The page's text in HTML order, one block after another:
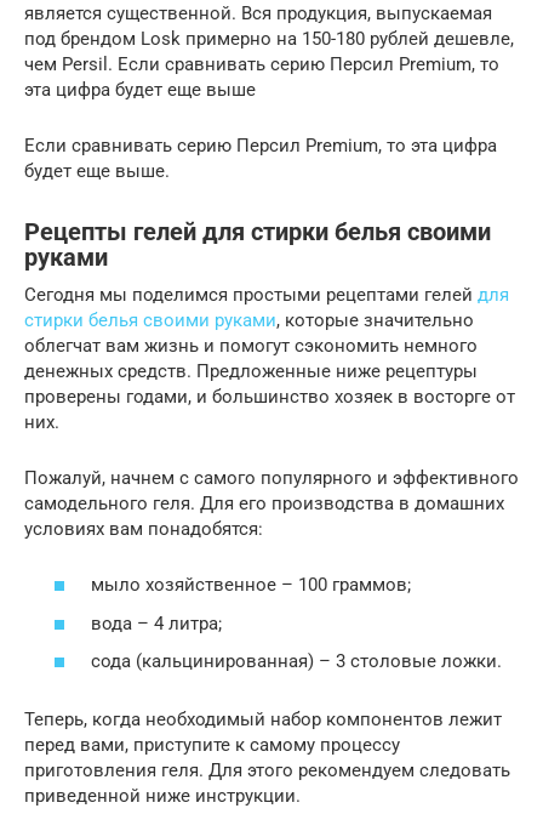
является существенной. Вся продукция, выпускаемая
под брендом Losk примерно на 150-180 рублей дешевле,
чем Persil. Если сравнивать серию Персил Premium, то
эта цифра будет еще выше
Если сравнивать серию Персил Premium, то эта цифра
будет еще выше.
Рецепты гелей для стирки белья своими
руками
Сегодня мы поделимся простыми рецептами гелей для
стирки белья своими руками, которые значительно
облегчат вам жизнь и помогут сэкономить немного
денежных средств. Предложенные ниже рецептуры
проверены годами, и большинство хозяек в восторге от
них.
Пожалуй, начнем с самого популярного и эффективного
самодельного геля. Для его производства в домашних
условиях вам понадобятся:
мыло хозяйственное – 100 граммов;
вода – 4 литра;
сода (кальцинированная) – 3 столовые ложки.
Теперь, когда необходимый набор компонентов лежит
перед вами, приступите к самому процессу
приготовления геля. Для этого рекомендуем следовать
приведенной ниже инструкции.